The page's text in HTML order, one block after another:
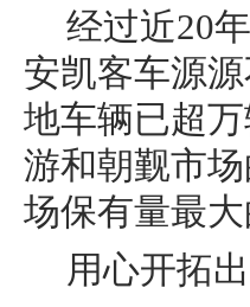
经过近20
安凯客车源
地车辆已超
游和朝觐市
场保有量最大
用心开拓